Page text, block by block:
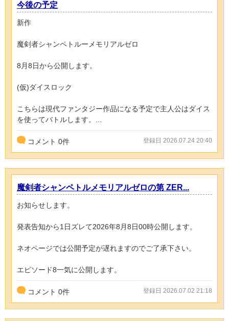
今後の予定
新作
魔剣者シャンペトルーメモリアルゼロ
8月8日から公開します。
(仮)ダイスロック
こちらは現代ファンタジー作品になる予定で主人公はダイス
を使ってバトルします。...
コメント 0件 登録日 2026.07.24 20:40
魔剣者シャンペトルメモリアルゼロの第 ZER...
お知らせします。
発表告知から1日ズレて2026年8月8日00時公開します。
ネオページでは公開予定が遅れますのでご了承下さい。
エピソード8一気に公開します。
コメント 0件 登録日 2026.07.02 21:18